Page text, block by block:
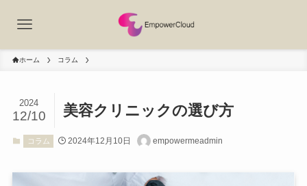
ホーム コラム
美容クリニックの選び方
2024
12/10
コラム 2024年12月10日 empowermeadmin